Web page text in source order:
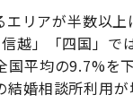
リアが半数以上
越」「四国」で
平均の9.7%を
婚相談所利用が